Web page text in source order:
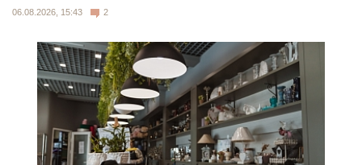
06.08.2026, 15:43 2